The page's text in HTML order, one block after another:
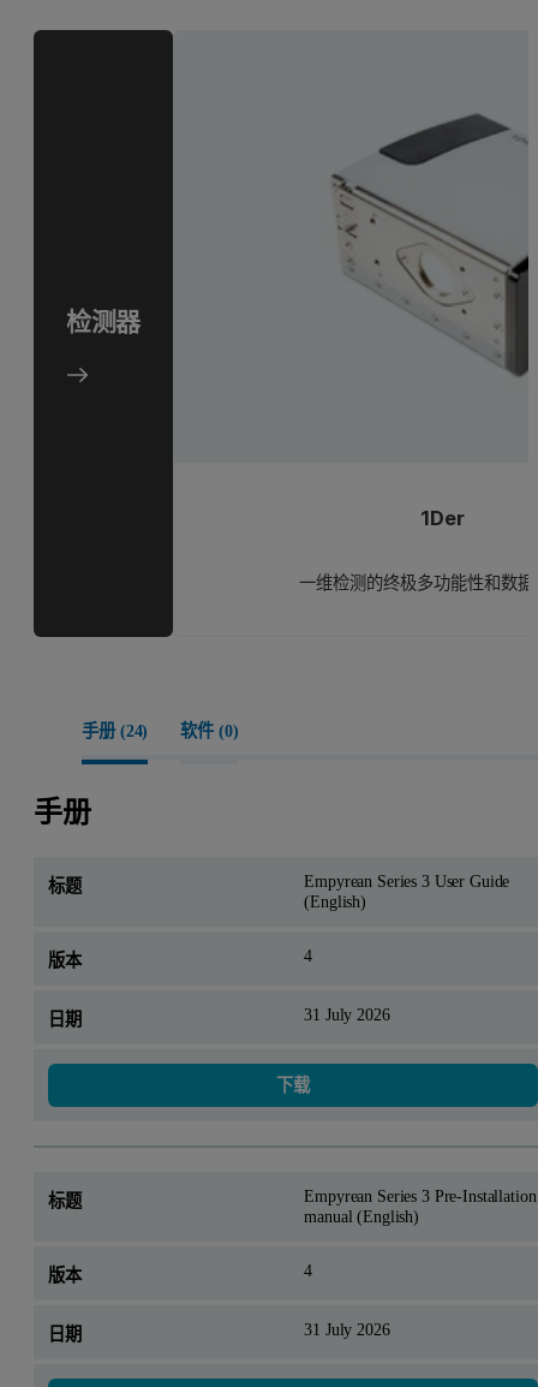
检测器
1Der
一维检测的终极多功能性和数
手册 (24) 软件 (0)
手册
Empyrean Series 3 User Guide
(English)
4
31 July 2026
下载
Empyrean Series 3 Pre-Installation
manual (English)
4
31 July 2026